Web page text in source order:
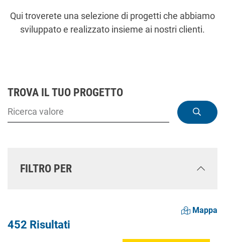
Qui troverete una selezione di progetti che abbiamo
sviluppato e realizzato insieme ai nostri clienti.
TROVA IL TUO PROGETTO
FILTRO PER
452 Risultati
Mappa